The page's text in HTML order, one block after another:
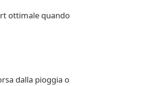
ottimale quando
dalla pioggia o